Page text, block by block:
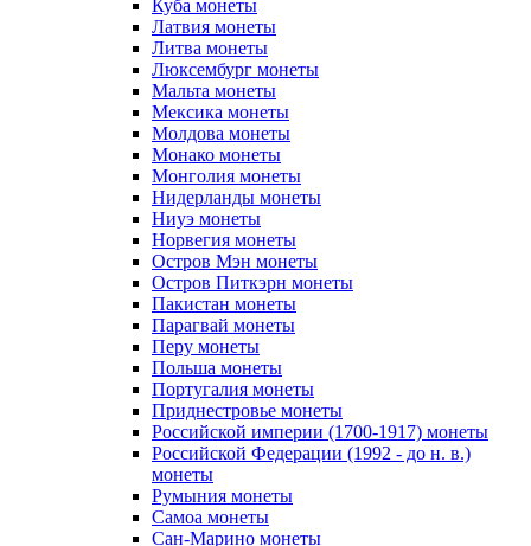
Куба монеты
Латвия монеты
Литва монеты
Люксембург монеты
Мальта монеты
Мексика монеты
Молдова монеты
Монако монеты
Монголия монеты
Нидерланды монеты
Ниуэ монеты
Норвегия монеты
Остров Мэн монеты
Остров Питкэрн монеты
Пакистан монеты
Парагвай монеты
Перу монеты
Польша монеты
Португалия монеты
Приднестровье монеты
Российской империи (1700-1917) монеты
Российской Федерации (1992 - до н. в.)
монеты
Румыния монеты
Самоа монеты
Сан-Марино монеты